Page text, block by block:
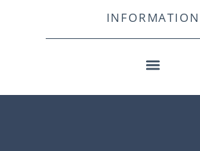
INFORMATION